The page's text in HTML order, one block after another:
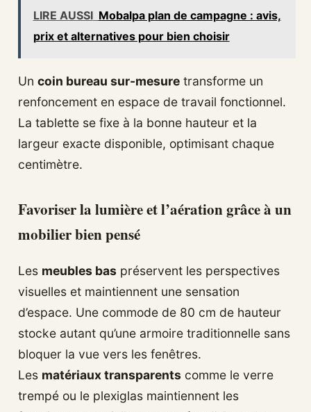
LIRE AUSSI Mobalpa plan de campagne : avis,
prix et alternatives pour bien choisir
Un coin bureau sur-mesure transforme un
renfoncement en espace de travail fonctionnel.
La tablette se fixe à la bonne hauteur et la
largeur exacte disponible, optimisant chaque
centimètre.
Favoriser la lumière et l’aération grâce à un
mobilier bien pensé
Les meubles bas préservent les perspectives
visuelles et maintiennent une sensation
d’espace. Une commode de 80 cm de hauteur
stocke autant qu’une armoire traditionnelle sans
bloquer la vue vers les fenêtres.
Les matériaux transparents comme le verre
trempé ou le plexiglas maintiennent les